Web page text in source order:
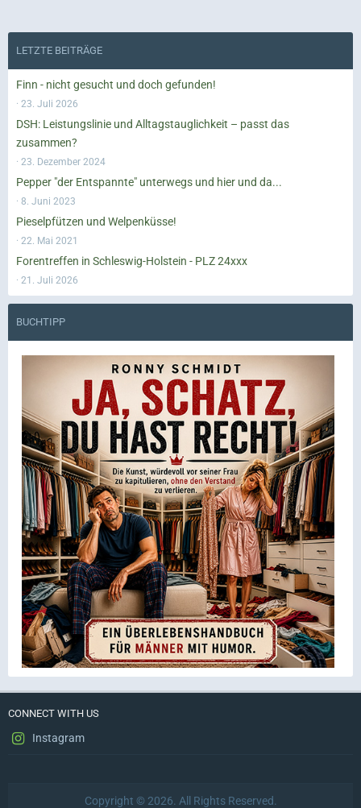
LETZTE BEITRÄGE
Finn - nicht gesucht und doch gefunden!
23. Juli 2026
DSH: Leistungslinie und Alltagstauglichkeit – passt das
zusammen?
23. Dezember 2024
Pepper "der Entspannte" unterwegs und hier und da...
8. Juni 2023
Pieselpfützen und Welpenküsse!
22. Mai 2021
Forentreffen in Schleswig-Holstein - PLZ 24xxx
21. Juli 2026
BUCHTIPP
CONNECT WITH US
Instagram
Copyright © 2026. All Rights Reserved.